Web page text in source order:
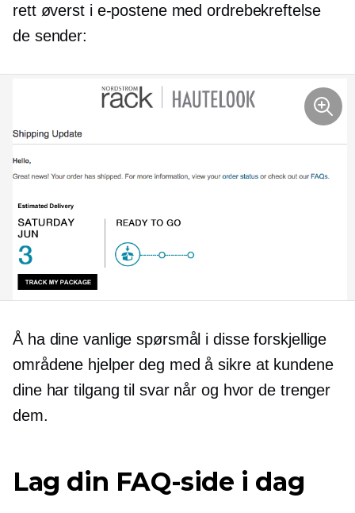
rett øverst i e-postene med ordrebekreftelse
de sender:
Å ha dine vanlige spørsmål i disse forskjellige
områdene hjelper deg med å sikre at kundene
dine har tilgang til svar når og hvor de trenger
dem.
Lag din FAQ-side i dag